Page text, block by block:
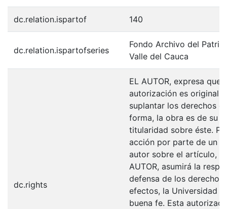
dc.relation.ispartof 140
dc.relation.ispartofseries
Fondo Archivo del
Valle del Cauca
dc.rights
EL AUTOR, expresa
autorización es original
suplantar los derechos
forma, la obra es de su
titularidad sobre éste.
acción por parte de un
autor sobre el artículo,
AUTOR, asumirá la
defensa de los
efectos, la Universidad
buena fe. Esta